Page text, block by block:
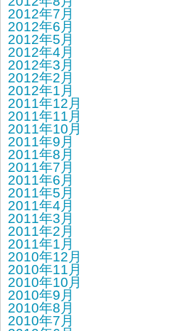
2012年7月
2012年6月
2012年5月
2012年4月
2012年3月
2012年2月
2012年1月
2011年12月
2011年11月
2011年10月
2011年9月
2011年8月
2011年7月
2011年6月
2011年5月
2011年4月
2011年3月
2011年2月
2011年1月
2010年12月
2010年11月
2010年10月
2010年9月
2010年8月
2010年7月